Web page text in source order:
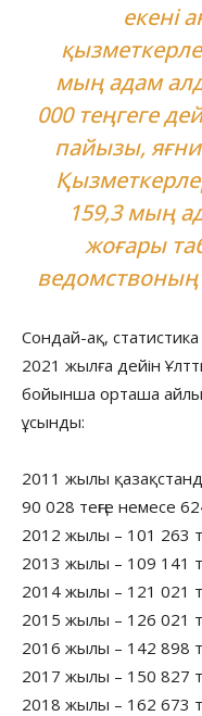
екені
мың адам
000 теңгеге
пайызы,
159,3 мың
жоғары
ведомствоның
Сондай-ақ,
2021 жылға дейін
бойынша орташа
ұсынды:
2011 жылы
90 028 теңге немесе
2012 жылы – 101 263
2013 жылы – 109 141
2014 жылы – 121 021
2015 жылы – 126 021
2016 жылы – 142 898
2017 жылы – 150 827
2018 жылы – 162 673